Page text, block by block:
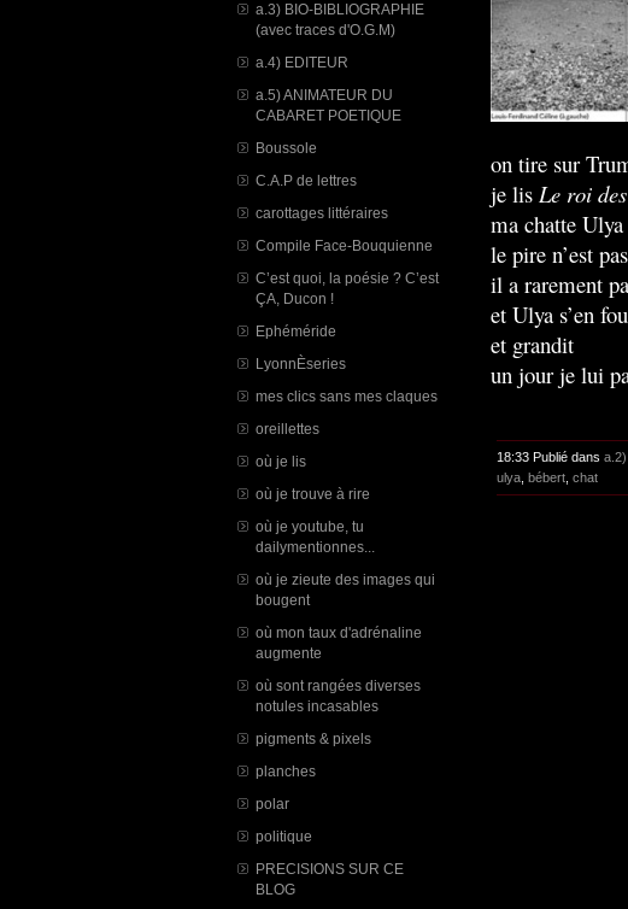
a.3) BIO-BIBLIOGRAPHIE
(avec traces d'O.G.M)
a.4) EDITEUR
a.5) ANIMATEUR DU
CABARET POETIQUE
Boussole
C.A.P de lettres
carottages littéraires
Compile Face-Bouquienne
C’est quoi, la poésie ? C’est
ÇA, Ducon !
Ephéméride
LyonnÈseries
mes clics sans mes claques
oreillettes
où je lis
où je trouve à rire
où je youtube, tu
dailymentionnes...
où je zieute des images qui
bougent
où mon taux d'adrénaline
augmente
où sont rangées diverses
notules incasables
pigments & pixels
planches
polar
politique
PRECISIONS SUR CE
BLOG
on tire sur
je lis Le roi
ma chatte
le pire n’est
il a rarement
et Ulya s’en
et grandit
un jour je lui
18:33 Publié dans
ulya, bébert, chat